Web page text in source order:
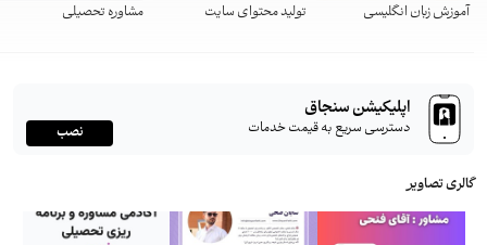
آموزش زبان انگلیسی تولید محتوای سایت مشاوره تحصیلی
اپلیکیشن سنجاق
دسترسی سریع به قیمت خدمات نصب
گالری تصاویر